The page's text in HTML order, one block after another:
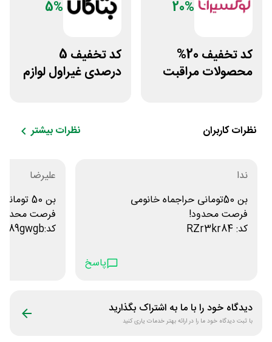
20%
کد تخفیف 20%
محصولات مراقبت
5%
کد تخفیف 5
درصدی غیراول لوازم
نظرات کاربران نظرات بیشتر
ندا
بن 50تومانی حراجماه خانومی
فرصت محدود!
کد: RZr3kr84
پاسخ
علیرضا
بن 50 تومانی حراجماه خانومی
فرصت
کد:RZ89gwgb
دیدگاه خود را با ما به اشتراک بگذارید
با ثبت دیدگاه خود ما را در ارائه بهتر خدمات یاری کنید